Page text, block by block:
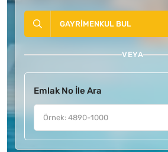
GAYRIMENKUL BUL
VEYA
Emlak No İle Ara